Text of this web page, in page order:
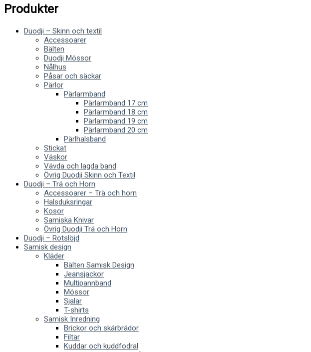
Produkter
Duodji – Skinn och textil
Accessoarer
Bälten
Duodji Mössor
Nålhus
Påsar och säckar
Pärlor
Pärlarmband
Pärlarmband 17 cm
Pärlarmband 18 cm
Pärlarmband 19 cm
Pärlarmband 20 cm
Pärlhalsband
Stickat
Väskor
Vävda och lagda band
Övrig Duodji Skinn och Textil
Duodji – Trä och Horn
Accessoarer – Trä och horn
Halsduksringar
Kosor
Samiska Knivar
Övrig Duodji Trä och Horn
Duodji – Rotslöjd
Samisk design
Kläder
Bälten Samisk Design
Jeansjackor
Multipannband
Mössor
Sjalar
T-shirts
Samisk Inredning
Brickor och skärbrädor
Filtar
Kuddar och kuddfodral